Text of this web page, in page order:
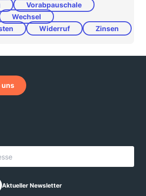
Vorabpauschale
Wechsel
Widerruf Zinsen
uns